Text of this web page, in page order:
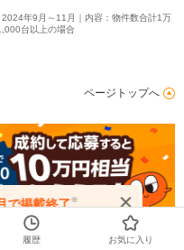
年9月～11月｜内容：物件数合計1万
台以上の場合
ページトップへ
で掲載終了※
せください
履歴 お気に入り